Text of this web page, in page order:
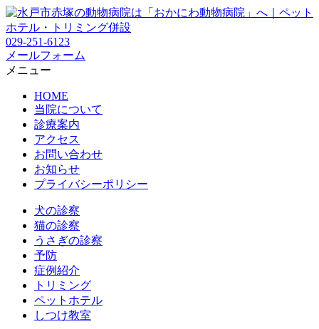
029-251-6123
メールフォーム
メニュー
HOME
当院について
診療案内
アクセス
お問い合わせ
お知らせ
プライバシーポリシー
犬の診察
猫の診察
うさぎの診察
予防
症例紹介
トリミング
ペットホテル
しつけ教室